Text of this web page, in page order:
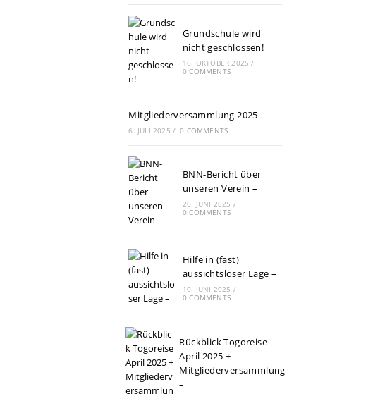
Grundschule wird
nicht geschlossen!
16. OKTOBER 2025 /
0 COMMENTS
Mitgliederversammlung 2025 –
6. JULI 2025 / 0 COMMENTS
BNN-Bericht über
unseren Verein –
20. JUNI 2025 /
0 COMMENTS
Hilfe in (fast)
aussichtsloser Lage –
10. JUNI 2025 /
0 COMMENTS
Rückblick Togoreise
April 2025 +
Mitgliederversammlung
–